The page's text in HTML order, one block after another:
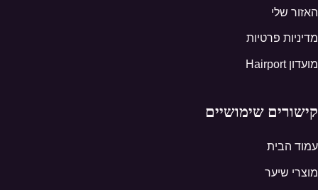
האזור שלי
מדיניות פרטיות
מועדון Hairport
קישורים שימושיים
עמוד הבית
מוצרי שיער